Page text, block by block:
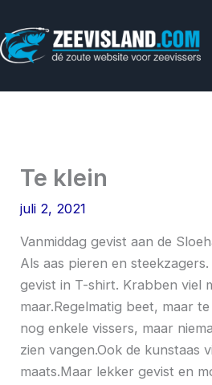
naar
de
Te klein
juli 2, 2021
Vanmiddag gevist aan de
Als aas pieren en
gevist in T-shirt. Krabben viel
maar.Regelmatig beet, maar
nog enkele vissers, maar
zien vangen.Ook de kunstaas
maats.Maar lekker gevist en